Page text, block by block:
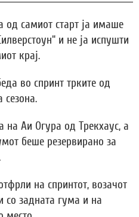
од самиот старт ја имаше
и не ја испушти
крај.
во спринт трките од
на Аи Огура од Трекхаус, а
беше резервирано за
на спринтот, возачот
задната гума и на